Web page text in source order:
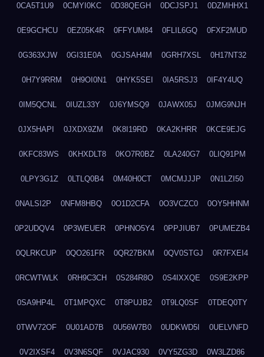
0CA5T1U9 0CMYI0KC 0D38QEGH 0DCJSPJ1 0DZMHHX1
0E9GCHCU 0EZ05K4R 0FFYUM84 0FLIL6GQ 0FXF2MUD
0G363XJW 0GI31E0A 0GJSAH4M 0GRH7XSL 0H17NT32
0H7Y9RRM 0H9OI0N1 0HYK5SEI 0IA5RSJ3 0IF4Y4UQ
0IM5QCNL 0IUZL33Y 0J6YMSQ9 0JAWX05J 0JMG9NJH
0JX5HAPI 0JXDX9ZM 0K8I19RD 0KA2KHRR 0KCE9EJG
0KFC83WS 0KHXDLT8 0KO7R0BZ 0LA240G7 0LIQ91PM
0LPY3G1Z 0LTLQ0B4 0M40H0CT 0MCMJJJP 0N1LZI50
0NALSI2P 0NFM8HBQ 0O1D2CFA 0O3VCZC0 0OY5HHNM
0P2UDQV4 0P3WEUER 0PHNO5Y4 0PPJIUB7 0PUMEZB4
0QLRKCUP 0QO261FR 0QR27BKM 0QV0STGJ 0R7FXEI4
0RCWTWLK 0RH9C3CH 0S284R8O 0S4IXXQE 0S9E2KPP
0SA9HP4L 0T1MPQXC 0T8PUJB2 0T9LQ0SF 0TDEQ0TY
0TWV72OF 0U01AD7B 0U56W7B0 0UDKWD5I 0UELVNFD
0V2IXSF4 0V3N6SQF 0VJAC930 0VY5ZG3D 0W3LZD86